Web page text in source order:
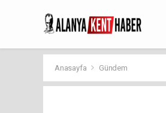
Anasayfa Gündem